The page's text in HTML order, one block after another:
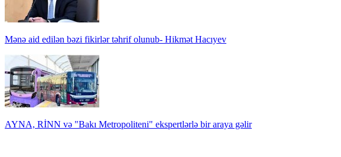
Mənə aid edilən bəzi fikirlər təhrif olunub- Hikmət Hacıyev
AYNA, RİNN və "Bakı Metropoliteni" ekspertlərlə bir araya gəlir